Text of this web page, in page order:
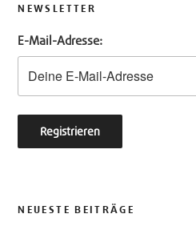
NEWSLETTER
E-Mail-Adresse:
NEUESTE BEITRÄGE